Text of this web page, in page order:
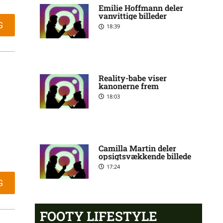
Manchester United sender
målmand til Spanien
10:14 pm
Chelsea sælger Chalobah til
Premier League-klub henter
FCN-profil
10:04 pm
chokskifte
Emilie Hoffmann deler
vanvittige billeder
18:39
Reality-babe viser
kanonerne frem
18:03
Camilla Martin deler
opsigtsvækkende billede
17:24
FOOTY LIFESTYLE